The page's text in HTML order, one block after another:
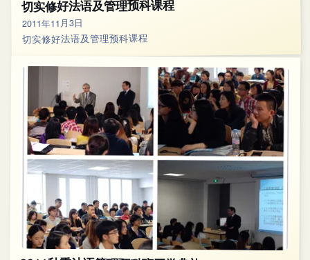
切实修好法语及管理预科课程
2011年11月3日
切实修好法语及管理预科课程